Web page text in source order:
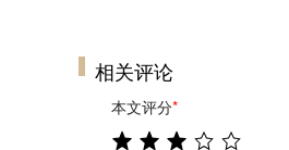
相关评论
本文评分*